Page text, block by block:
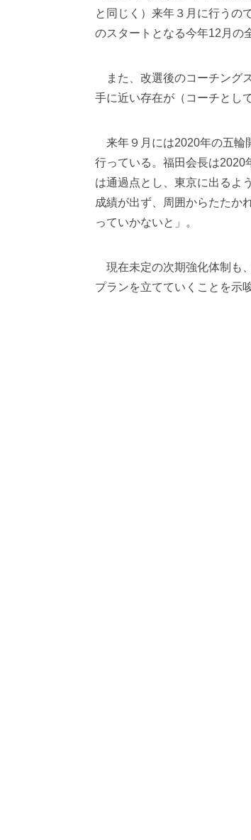
と同じく）来年３月に行うの
のスタートとなる今年12月の
また、改選後のコーチング
手に近い存在が（コーチとし
来年９月には2020年の五輪
行っている。福田会長は2020
は通過点とし、東京に出るよ
成績が出ず、周囲からたたか
っていかないと」。
現在未定の次期強化体制も
プランを立てていくことを示